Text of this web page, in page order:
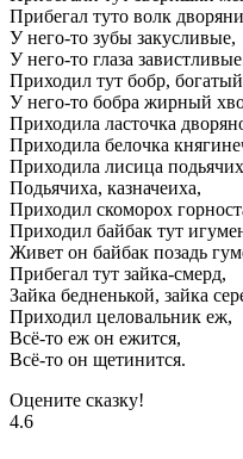
Прибегал туто волк
У него-то зубы закусливые,
У него-то глаза
Приходил тут бобр, богатый
У него-то бобра жирный
Приходила ласточка
Приходила белочка
Приходила лисица
Подьячиха, казначеиха,
Приходил скоморох
Приходил байбак тут
Живет он байбак позадь
Прибегал тут зайка-смерд,
Зайка бедненькой, зайка
Приходил целовальник еж,
Всё-то еж он ежится,
Всё-то он щетинится.
Оцените сказку!
4.6